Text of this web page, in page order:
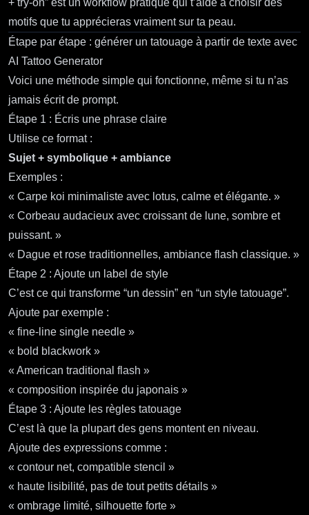
motifs que tu apprécieras vraiment sur ta peau.
Étape par étape : générer un tatouage à partir de texte avec
AI Tattoo Generator
Voici une méthode simple qui fonctionne, même si tu n’as
jamais écrit de prompt.
Étape 1 : Écris une phrase claire
Utilise ce format :
Sujet + symbolique + ambiance
Exemples :
« Carpe koi minimaliste avec lotus, calme et élégante. »
« Corbeau audacieux avec croissant de lune, sombre et
puissant. »
« Dague et rose traditionnelles, ambiance flash classique. »
Étape 2 : Ajoute un label de style
C’est ce qui transforme “un dessin” en “un style tatouage”.
Ajoute par exemple :
« fine‑line single needle »
« bold blackwork »
« American traditional flash »
« composition inspirée du japonais »
Étape 3 : Ajoute les règles tatouage
C’est là que la plupart des gens montent en niveau.
Ajoute des expressions comme :
« contour net, compatible stencil »
« haute lisibilité, pas de tout petits détails »
« ombrage limité, silhouette forte »